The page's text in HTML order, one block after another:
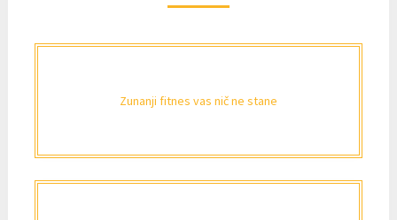
Zunanji fitnes vas nič ne stane